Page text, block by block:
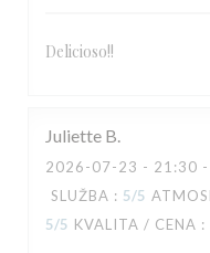
Delicioso!!
Juliette B
2026-07-23 - 21:30 -
SLUŽBA : 5/5
5/5 KVALITA / CENA :